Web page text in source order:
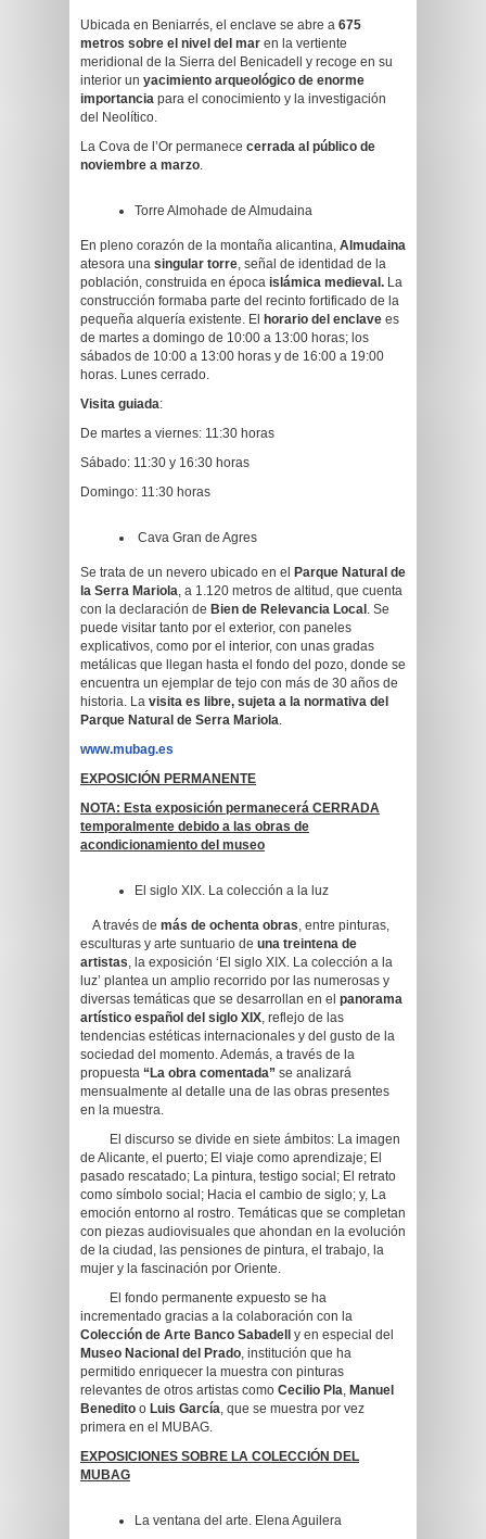
Ubicada en Beniarrés, el enclave se abre a 675
metros sobre el nivel del mar en la vertiente
meridional de la Sierra del Benicadell y recoge en su
interior un yacimiento arqueológico de enorme
importancia para el conocimiento y la investigación
del Neolítico.
La Cova de l’Or permanece cerrada al público de
noviembre a marzo.
Torre Almohade de Almudaina
En pleno corazón de la montaña alicantina, Almudaina
atesora una singular torre, señal de identidad de la
población, construida en época islámica medieval. La
construcción formaba parte del recinto fortificado de la
pequeña alquería existente. El horario del enclave es
de martes a domingo de 10:00 a 13:00 horas; los
sábados de 10:00 a 13:00 horas y de 16:00 a 19:00
horas. Lunes cerrado.
Visita guiada:
De martes a viernes: 11:30 horas
Sábado: 11:30 y 16:30 horas
Domingo: 11:30 horas
Cava Gran de Agres
Se trata de un nevero ubicado en el
Parque Natural de
la Serra Mariola, a 1.120 metros de altitud, que cuenta
con la declaración de Bien de Relevancia Local . Se
puede visitar tanto por el exterior, con paneles
explicativos, como por el interior, con unas gradas
metálicas que llegan hasta el fondo del pozo, donde se
encuentra un ejemplar de tejo con más de 30 años de
historia. La visita es libre, sujeta a la normativa del
Parque Natural de Serra Mariola.
www.mubag.es
EXPOSICIÓN PERMANENTE
NOTA: Esta exposición permanecerá CERRADA
temporalmente debido a las obras de
acondicionamiento del museo
El siglo XIX. La colección a la luz
A través de más de ochenta obras, entre pinturas,
esculturas y arte suntuario de una treintena de
artistas, la exposición ‘El siglo XIX. La colección a la
luz’ plantea un amplio recorrido por las numerosas y
diversas temáticas que se desarrollan en el panorama
artístico español del siglo XIX, reflejo de las
tendencias estéticas internacionales y del gusto de la
sociedad del momento. Además, a través de la
propuesta “La obra comentada” se analizará
mensualmente al detalle una de las obras presentes
en la muestra.
El discurso se divide en siete ámbitos: La imagen
de Alicante, el puerto; El viaje como aprendizaje; El
pasado rescatado; La pintura, testigo social; El retrato
como símbolo social; Hacia el cambio de siglo; y, La
emoción entorno al rostro. Temáticas que se completan
con piezas audiovisuales que ahondan en la evolución
de la ciudad, las pensiones de pintura, el trabajo, la
mujer y la fascinación por Oriente.
El fondo permanente expuesto se ha
incrementado gracias a la colaboración con la
Colección de Arte Banco Sabadell
y en especial del
Museo Nacional del Prado, institución que ha
permitido enriquecer la muestra con pinturas
relevantes de otros artistas como Cecilio Pla, Manuel
Benedito o Luis García, que se muestra por vez
primera en el MUBAG.
EXPOSICIONES SOBRE LA COLECCIÓN DEL
MUBAG
La ventana del arte. Elena Aguilera